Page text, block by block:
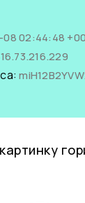
02:44:48